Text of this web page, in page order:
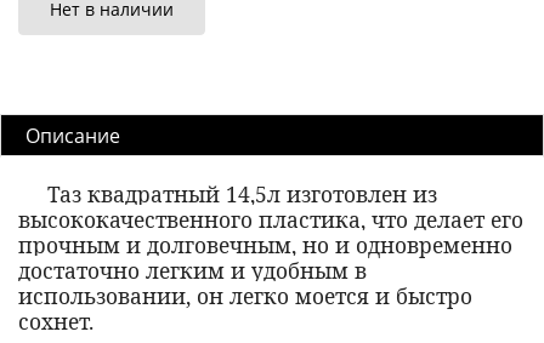
Нет в наличии
Описание
Таз квадратный 14,5л изготовлен из
высококачественного пластика, что делает его
прочным и долговечным, но и одновременно
достаточно легким и удобным в
использовании, он легко моется и быстро
сохнет.